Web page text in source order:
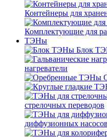
Контейнеры для
Комплектующие для
ТЭНы
Блок
нагреватели
стрелочных переводов
диффузионных насосов